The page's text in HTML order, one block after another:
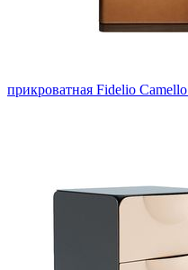
прикроватная Fidelio Camello